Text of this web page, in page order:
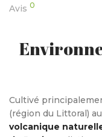
Avis 0
Cultivé
(région du Littoral)
volcanique